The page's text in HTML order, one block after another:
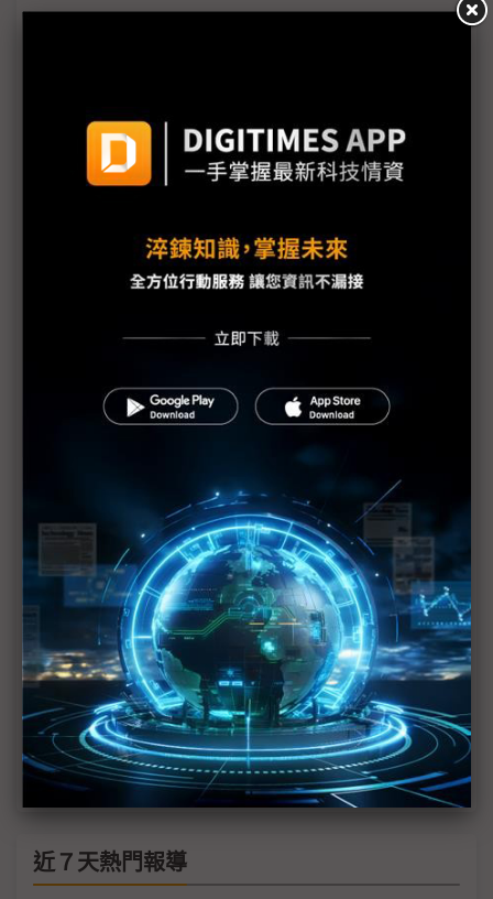
2023 TPCA東台x東捷AI伺服板高精高效解決方案
志聖壓、撕、烤技術新突破 G2C+共同打造全自動產
提升產業技術能量 igus帶來突破性發展和未來趨勢
與IMPACT研討會
手機復甦帶動PCB營運好轉 惟雙增局面恐難再現
PCB業者「大者愈大」 台廠2022產值領先
消費市場低迷衝擊軟板廠 後市展望聚焦三方向
手機之外發現新大陸？ 華通多元布局HDI市場
軟板廠聚焦手機、車用 2024年有望重返成長
「不做淨零，訂單歸零」 台系PCB力拚低碳轉型
PCB供應鏈挑戰之年：新南向啟動與迎接復甦
近７天熱門報導